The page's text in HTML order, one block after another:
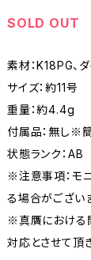
SOLD OUT
素材：K18PG、
サイズ：約11号
重量：約4.4g
付属品：無し※
状態ランク：AB
※注意事項：モ
る場合がござい
※真贋における
対応とさせて頂き